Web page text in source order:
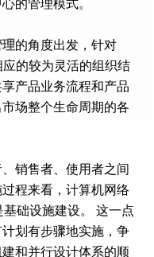
的管理模式。
的角度出发，针对
的较为灵活的组织结
产品业务流程和产品
场整个生命周期的各
销售者、使用者之间
程来看，计算机网络
础设施建设。 这一点
划有步骤地实施，争
和并行设计体系的顺